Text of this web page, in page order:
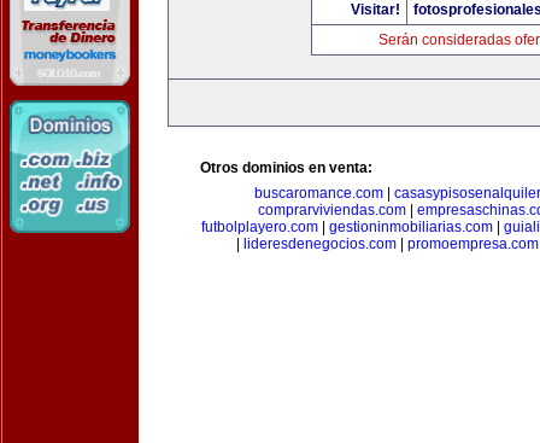
Visitar!
Serán consideradas
Otros dominios en venta:
buscaromance.com
comprarviviendas.com|
futbolplayero.com| gestioninmobiliarias.com|
lideresdenegocios.com promoempresa.com